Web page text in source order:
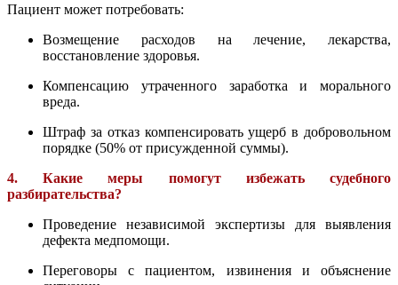
Пациент может потребовать:
Возмещение расходов на лечение, лекарства,
восстановление здоровья.
Компенсацию утраченного заработка и морального
вреда.
Штраф за отказ компенсировать ущерб в добровольном
порядке (50% от присужденной суммы).
4. Какие меры помогут избежать судебного
разбирательства?
Проведение независимой экспертизы для выявления
дефекта медпомощи.
Переговоры с пациентом, извинения и объяснение